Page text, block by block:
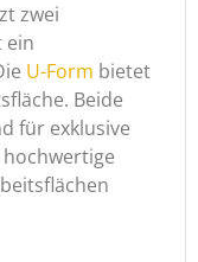
zwei
ein
U-Form bietet
Beide
für exklusive